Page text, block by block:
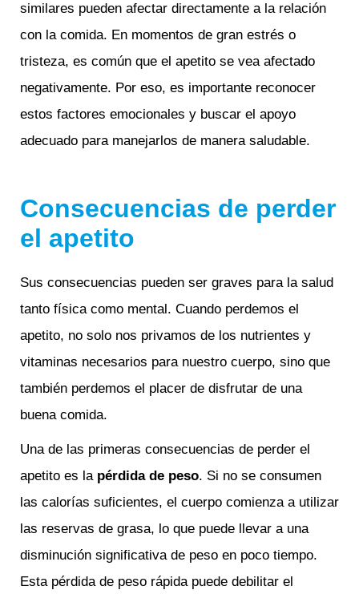
similares pueden afectar directamente a la relación
con la comida. En momentos de gran estrés o
tristeza, es común que el apetito se vea afectado
negativamente. Por eso, es importante reconocer
estos factores emocionales y buscar el apoyo
adecuado para manejarlos de manera saludable.
Consecuencias de perder
el apetito
Sus consecuencias pueden ser graves para la salud
tanto física como mental. Cuando perdemos el
apetito, no solo nos privamos de los nutrientes y
vitaminas necesarios para nuestro cuerpo, sino que
también perdemos el placer de disfrutar de una
buena comida.
Una de las primeras consecuencias de perder el
apetito es la pérdida de peso. Si no se consumen
las calorías suficientes, el cuerpo comienza a utilizar
las reservas de grasa, lo que puede llevar a una
disminución significativa de peso en poco tiempo.
Esta pérdida de peso rápida puede debilitar el